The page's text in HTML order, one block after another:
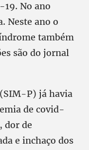
No ano
Neste ano o
também
são do jornal
P) já havia
de covid-
dor de
e inchaço dos